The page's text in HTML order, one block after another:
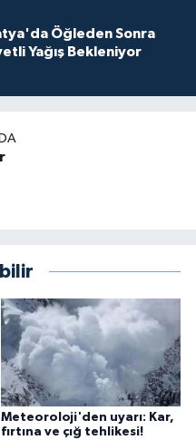
Öğleden Sonra
Yağış Bekleniyor
Meteoroloji'den uyarı: Kar,
fırtına ve çığ tehlikesi!